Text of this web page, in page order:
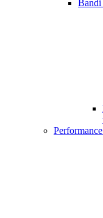
Bandi
Performance